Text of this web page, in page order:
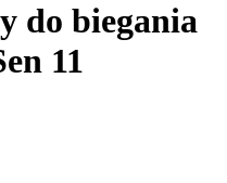
do biegania
11